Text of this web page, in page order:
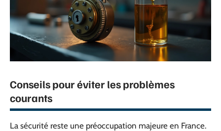
Conseils pour éviter les problèmes
courants
La sécurité reste une préoccupation majeure en France.